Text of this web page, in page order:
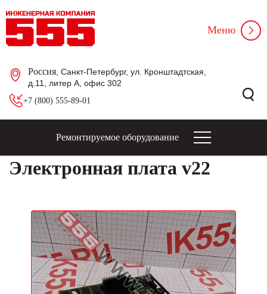
Россия , Санкт-Петербург, ул. Кронштадтская,
д.11, литер А, офис 302
+7 (800) 555-89-01
Меню
Ремонтируемое оборудование
Электронная плата v22